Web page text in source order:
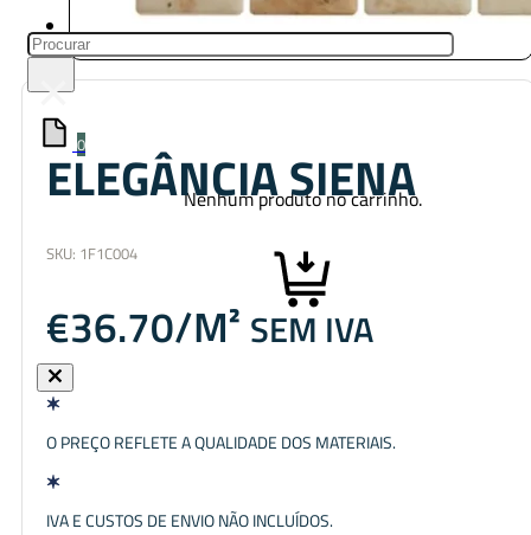
Pesquisar
×
0
Nenhum produto no carrinho.
ELEGÂNCIA SIENA
SKU: 1F1C004
€36.70 SEM IVA
O PREÇO REFLETE A QUALIDADE DOS MATERIAIS.
IVA E CUSTOS DE ENVIO NÃO INCLUÍDOS.